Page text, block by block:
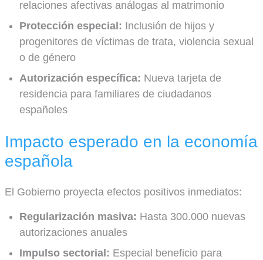
relaciones afectivas análogas al matrimonio
Protección especial: Inclusión de hijos y
progenitores de víctimas de trata, violencia sexual
o de género
Autorización específica: Nueva tarjeta de
residencia para familiares de ciudadanos
españoles
Impacto esperado en la economía
española
El Gobierno proyecta efectos positivos inmediatos:
Regularización masiva: Hasta 300.000 nuevas
autorizaciones anuales
Impulso sectorial: Especial beneficio para